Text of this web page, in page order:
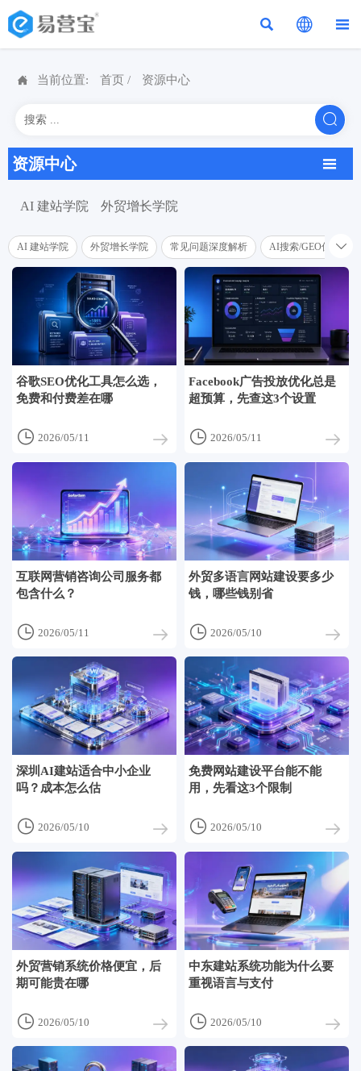
  
 当前位置: 首页 / 资源中心

资源中心 
AI 建站学院 外贸增长学院
AI 建站学院 外贸增长学院 常见问题深度解析 AI搜索/GEO优化学院

谷歌SEO优化工具怎么选，
免费和付费差在哪
 2026/05/11
Facebook广告投放优化总是
超预算，先查这3个设置
 2026/05/11
互联网营销咨询公司服务都
包含什么？
 2026/05/11
外贸多语言网站建设要多少
钱，哪些钱别省
 2026/05/10
深圳AI建站适合中小企业
吗？成本怎么估
 2026/05/10
免费网站建设平台能不能
用，先看这3个限制
 2026/05/10
外贸营销系统价格便宜，后
期可能贵在哪
 2026/05/10
中东建站系统功能为什么要
重视语言与支付
 2026/05/10